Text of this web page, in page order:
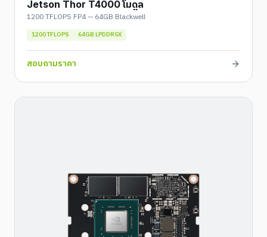
Jetson Thor T4000 โมดูล
1200 TFLOPS FP4 — 64GB Blackwell
1200 TFLOPS 64GB LPDDR5X
สอบถามราคา